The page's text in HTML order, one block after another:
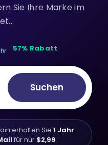
Sie Ihre Marke im
57% Rabatt
Suchen
erhalten Sie 1 Jahr
für nur $2,99